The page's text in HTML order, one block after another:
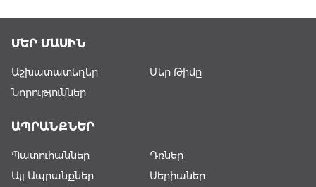
ԱՅԼ
ԱՊՐԱՆՔՆԵՐ
ԿԱՀՈՒՅՔ
ՆԱԽԱԳԾԵՐ
ՄԵՐ ՄԱՍԻՆ
Աշխատատեղեր
Մեր Թիմը
Նորություններ
ԱՊՐԱՆՔՆԵՐ
Պատուհաններ
Դռներ
Այլ Ապրանքներ
Սերիաներ